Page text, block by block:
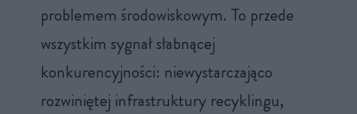
problemem środowiskowym. To przede
wszystkim sygnał słabnącej
konkurencyjności: niewystarczająco
rozwiniętej infrastruktury recyklingu,